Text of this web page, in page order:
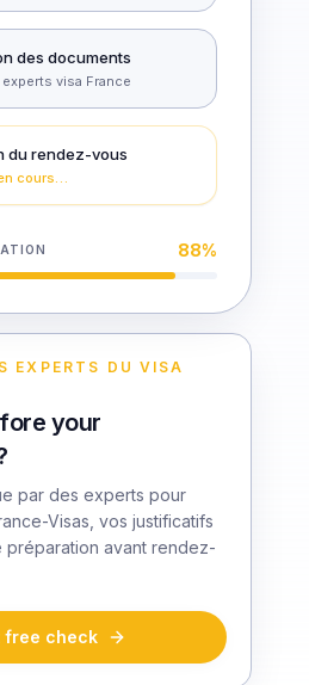
des documents
experts visa France
du rendez-vous
cours…
88%
EXPERTS DU VISA
your
par des experts pour
Visas, vos justificatifs
avant rendez-
free check